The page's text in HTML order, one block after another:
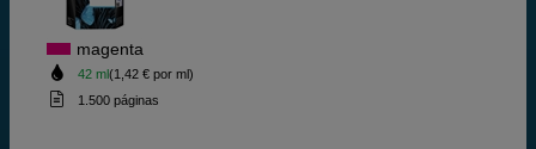
magenta
42 ml(1,42 € por ml)
1.500 páginas